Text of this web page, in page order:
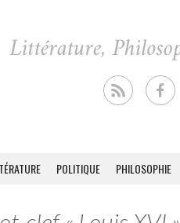
POLITIQUE PHILOSOPHIE